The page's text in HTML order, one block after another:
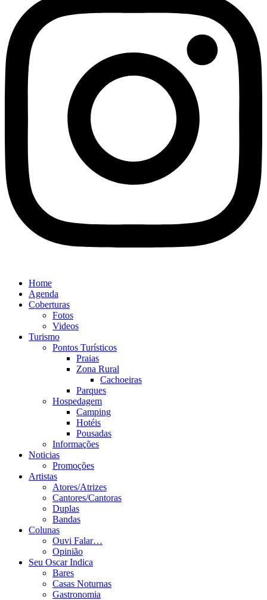
Home
Agenda
Coberturas
Fotos
Videos
Turismo
Pontos Turísticos
Praias
Zona Rural
Cachoeiras
Parques
Hospedagem
Camping
Hotéis
Pousadas
Informações
Noticias
Promoções
Artistas
Atores/Atrizes
Cantores/Cantoras
Duplas
Bandas
Colunas
Ouvi Falar…
Opinião
Seu Oscar Indica
Bares
Casas Noturnas
Gastronomia